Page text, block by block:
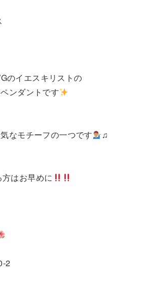
のイエスキリストの
ンダントです
なモチーフの一つです
♫
はお早めに
2